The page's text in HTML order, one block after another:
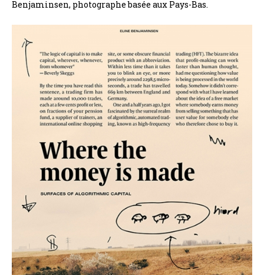
Benjaminsen, photographe basée aux Pays-Bas.